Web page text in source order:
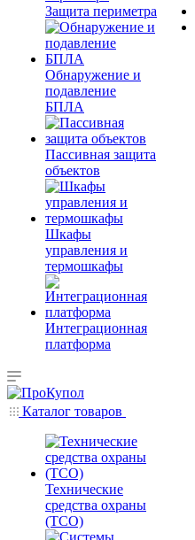
Защита периметра
Обнаружение и
подавление
БПЛА
Пассивная защита
объектов
Шкафы
управления и
термошкафы
Интеграционная
платформа
Каталог товаров
Технические
средства охраны
(ТСО)